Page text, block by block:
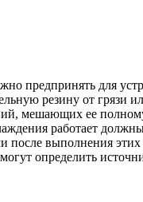
предпринять для
резину от грязи
мешающих ее
работает
выполнения
определить